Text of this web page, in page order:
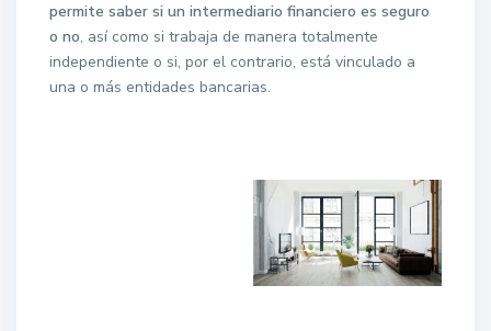
permite saber si un intermediario financiero es seguro
o no, así como si trabaja de manera totalmente
independiente o si, por el contrario, está vinculado a
una o más entidades bancarias.